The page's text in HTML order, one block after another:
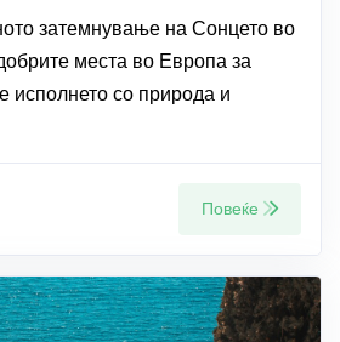
затемнување на Сонцето во
места во Европа за
исполнето со природа и
Повеќе